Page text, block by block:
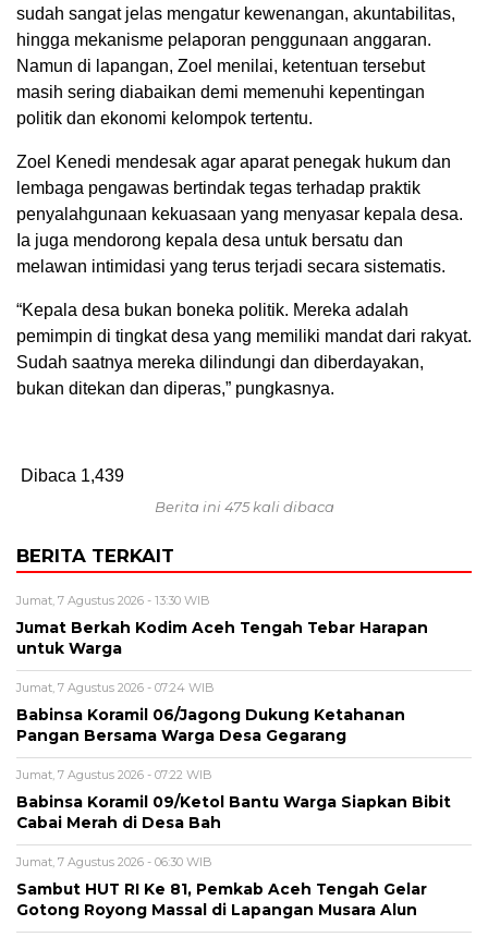
sudah sangat jelas mengatur kewenangan, akuntabilitas,
hingga mekanisme pelaporan penggunaan anggaran.
Namun di lapangan, Zoel menilai, ketentuan tersebut
masih sering diabaikan demi memenuhi kepentingan
politik dan ekonomi kelompok tertentu.
Zoel Kenedi mendesak agar aparat penegak hukum dan
lembaga pengawas bertindak tegas terhadap praktik
penyalahgunaan kekuasaan yang menyasar kepala desa.
Ia juga mendorong kepala desa untuk bersatu dan
melawan intimidasi yang terus terjadi secara sistematis.
“Kepala desa bukan boneka politik. Mereka adalah
pemimpin di tingkat desa yang memiliki mandat dari rakyat.
Sudah saatnya mereka dilindungi dan diberdayakan,
bukan ditekan dan diperas,” pungkasnya.
Dibaca 1,439
Berita ini 475 kali dibaca
BERITA TERKAIT
Jumat, 7 Agustus 2026 - 13:30 WIB
Jumat Berkah Kodim Aceh Tengah Tebar Harapan
untuk Warga
Jumat, 7 Agustus 2026 - 07:24 WIB
‎Babinsa Koramil 06/Jagong Dukung Ketahanan
Pangan Bersama Warga Desa Gegarang
Jumat, 7 Agustus 2026 - 07:22 WIB
‎Babinsa Koramil 09/Ketol Bantu Warga Siapkan Bibit
Cabai Merah di Desa Bah
Jumat, 7 Agustus 2026 - 06:30 WIB
Sambut HUT RI Ke 81, Pemkab Aceh Tengah Gelar
Gotong Royong Massal di Lapangan Musara Alun